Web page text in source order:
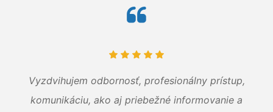
Vyzdvihujem odbornosť, profesionálny prístup,
komunikáciu, ako aj priebežné informovanie a